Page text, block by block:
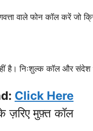
वाले फोन कॉल करें जो
है। निःशुल्क कॉल और
Click Here
ज़रिए मुफ़्त कॉल